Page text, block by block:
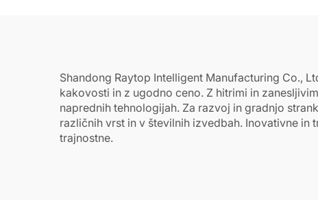
Shandong Raytop Intelligent Manufacturing Co.,
kakovosti in z ugodno ceno. Z hitrimi in
naprednih tehnologijah. Za razvoj in gradnjo
različnih vrst in v številnih izvedbah. Inovativne
trajnostne.